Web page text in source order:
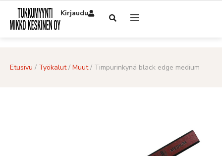
Kirjaudu
Etusivu / Työkalut/ Muut/ Timpurinkynä black edge medium